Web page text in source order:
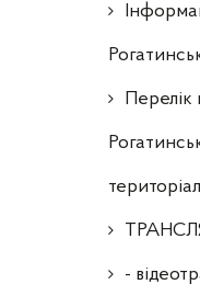
Перелік
-